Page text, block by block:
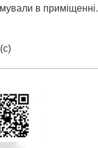
в приміщенні.